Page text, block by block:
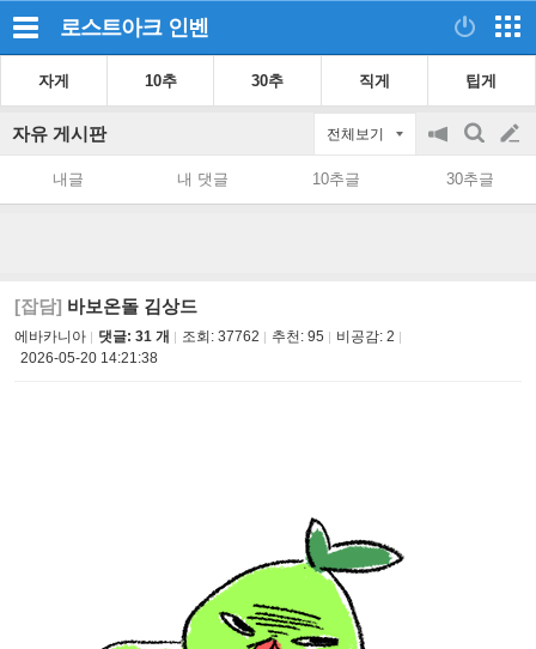
로스트아크 인벤
자게 10추 30추 직게 팁게
자유 게시판 전체보기
공
지
on/off
검
색
글
쓰
내글 내 댓글 10추글 30추글
[잡담] 바보온돌 김상드
에바카니아 댓글: 31 개 조회: 37762 추천: 95 비공감: 2
2026-05-20 14:21:38